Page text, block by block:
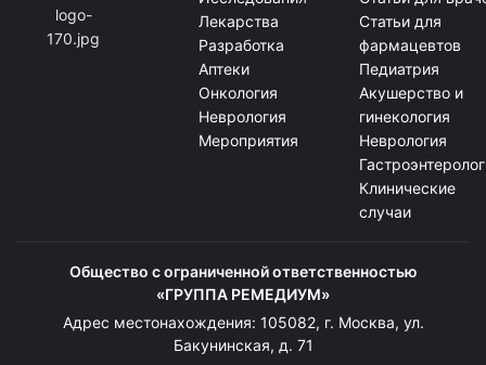
Лекарства
Разработка
Аптеки
Онкология
Неврология
Мероприятия
Статьи для
фармацевтов
Педиатрия
Акушерство и
гинекология
Неврология
Клинические
случаи
Общество с ограниченной ответственностью
«ГРУППА РЕМЕДИУМ»
Адрес местонахождения: 105082, г. Москва, ул.
Бакунинская, д. 71